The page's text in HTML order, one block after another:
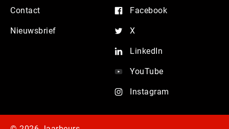
Contact
Nieuwsbrief
Facebook
X
LinkedIn
YouTube
Instagram